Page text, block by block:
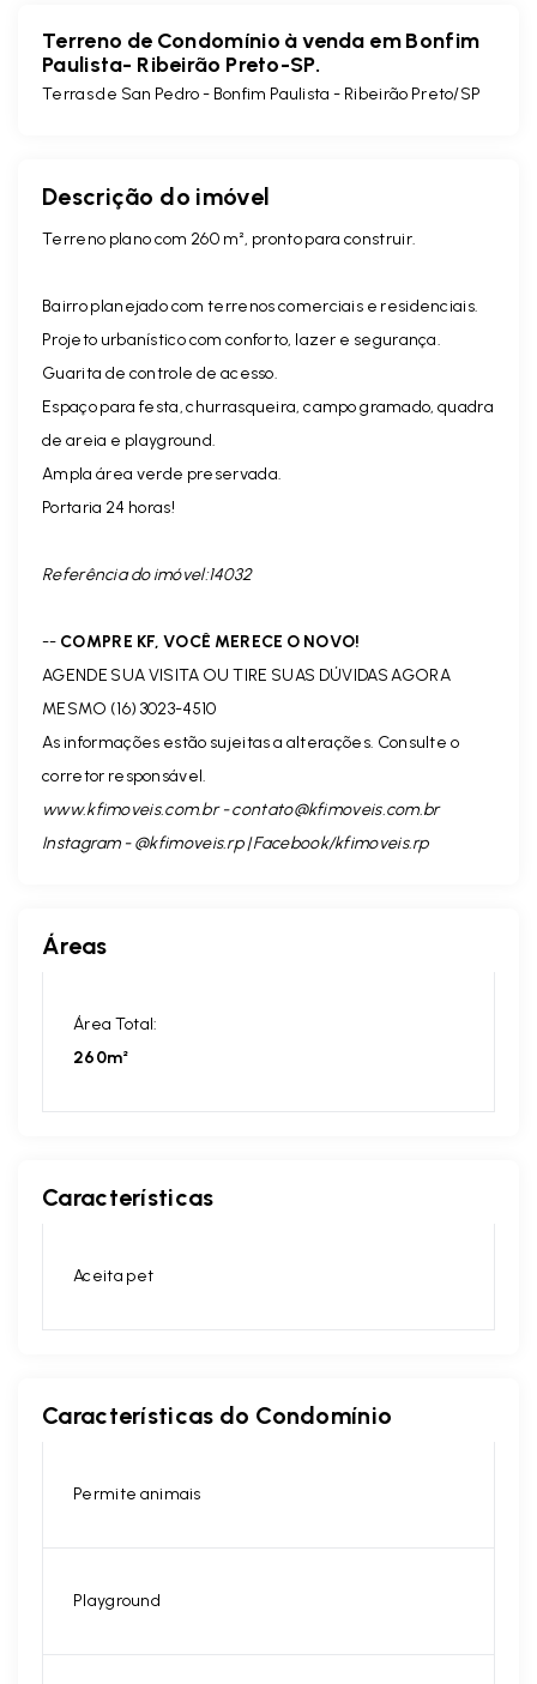
Terreno de Condomínio à venda em Bonfim
Paulista- Ribeirão Preto-SP.
Terras de San Pedro - Bonfim Paulista - Ribeirão Preto/SP
Descrição do imóvel
Terreno plano com 260 m², pronto para construir.
Bairro planejado com terrenos comerciais e residenciais.
Projeto urbanístico com conforto, lazer e segurança.
Guarita de controle de acesso.
Espaço para festa, churrasqueira, campo gramado, quadra
de areia e playground.
Ampla área verde preservada.
Portaria 24 horas!
Referência do imóvel:14032
-- COMPRE KF, VOCÊ MERECE O NOVO!
AGENDE SUA VISITA OU TIRE SUAS DÚVIDAS AGORA
MESMO (16) 3023-4510
As informações estão sujeitas a alterações. Consulte o
corretor responsável.
www.kfimoveis.com.br -contato@kfimoveis.com.br
Instagram - @kfimoveis.rp | Facebook/kfimoveis.rp
Áreas
Área Total:
260m²
Características
Aceita pet
Características do Condomínio
Permite animais
Playground